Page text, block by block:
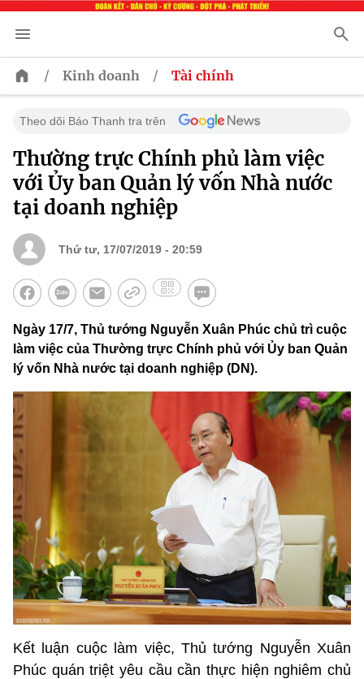
/ Kinh doanh / Tài chính
Theo dõi Báo Thanh tra trên
Thường trực Chính phủ làm việc
với Ủy ban Quản lý vốn Nhà nước
tại doanh nghiệp
Thứ tư, 17/07/2019 - 20:59
Ngày 17/7, Thủ tướng Nguyễn Xuân Phúc chủ trì cuộc
làm việc của Thường trực Chính phủ với Ủy ban Quản
lý vốn Nhà nước tại doanh nghiệp (DN).
Kết luận cuộc làm việc, Thủ tướng Nguyễn Xuân
Phúc quán triệt yêu cầu cần thực hiện nghiêm chủ